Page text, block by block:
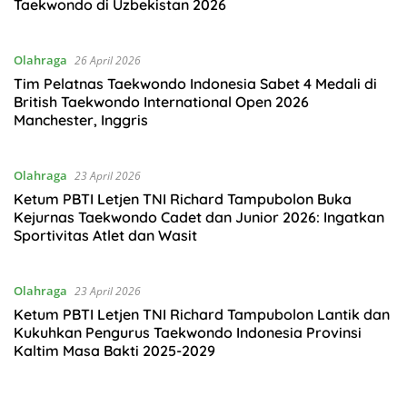
Taekwondo di Uzbekistan 2026
Olahraga 26 April 2026
Tim Pelatnas Taekwondo Indonesia Sabet 4 Medali di
British Taekwondo International Open 2026
Manchester, Inggris
Olahraga 23 April 2026
Ketum PBTI Letjen TNI Richard Tampubolon Buka
Kejurnas Taekwondo Cadet dan Junior 2026: Ingatkan
Sportivitas Atlet dan Wasit
Olahraga 23 April 2026
Ketum PBTI Letjen TNI Richard Tampubolon Lantik dan
Kukuhkan Pengurus Taekwondo Indonesia Provinsi
Kaltim Masa Bakti 2025-2029